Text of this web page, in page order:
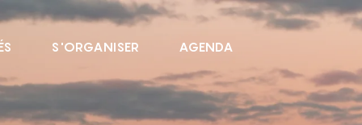
S'ORGANISER AGENDA